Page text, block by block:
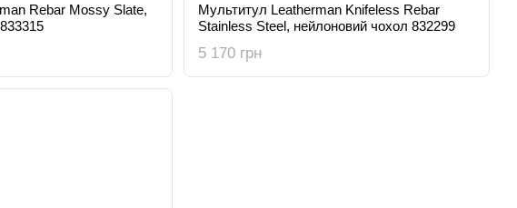
Rebar Mossy Slate,
Мультитул Leatherman Knifeless Rebar
Stainless Steel, нейлоновий чохол 832299
5 170 грн